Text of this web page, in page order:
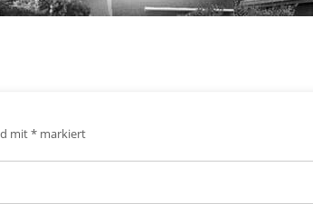
mit* markiert